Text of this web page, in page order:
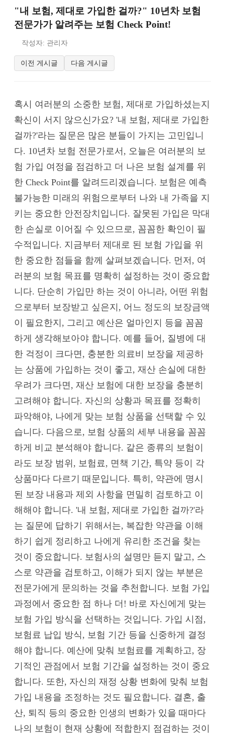
"내 보험, 제대로 가입한 걸까?" 10년차 보험
전문가가 알려주는 보험 Check Point!
작성자: 관리자
이전 게시글 다음 게시글
혹시 여러분의 소중한 보험, 제대로 가입하셨는지
확신이 서지 않으신가요? '내 보험, 제대로 가입한
걸까?'라는 질문은 많은 분들이 가지는 고민입니
다. 10년차 보험 전문가로서, 오늘은 여러분의 보
험 가입 여정을 점검하고 더 나은 보험 설계를 위
한 Check Point를 알려드리겠습니다. 보험은 예측
불가능한 미래의 위험으로부터 나와 내 가족을 지
키는 중요한 안전장치입니다. 잘못된 가입은 막대
한 손실로 이어질 수 있으므로, 꼼꼼한 확인이 필
수적입니다. 지금부터 제대로 된 보험 가입을 위
한 중요한 점들을 함께 살펴보겠습니다. 먼저, 여
러분의 보험 목표를 명확히 설정하는 것이 중요합
니다. 단순히 가입만 하는 것이 아니라, 어떤 위험
으로부터 보장받고 싶은지, 어느 정도의 보장금액
이 필요한지, 그리고 예산은 얼마인지 등을 꼼꼼
하게 생각해보아야 합니다. 예를 들어, 질병에 대
한 걱정이 크다면, 충분한 의료비 보장을 제공하
는 상품에 가입하는 것이 좋고, 재산 손실에 대한
우려가 크다면, 재산 보험에 대한 보장을 충분히
고려해야 합니다. 자신의 상황과 목표를 정확히
파악해야, 나에게 맞는 보험 상품을 선택할 수 있
습니다. 다음으로, 보험 상품의 세부 내용을 꼼꼼
하게 비교 분석해야 합니다. 같은 종류의 보험이
라도 보장 범위, 보험료, 면책 기간, 특약 등이 각
상품마다 다르기 때문입니다. 특히, 약관에 명시
된 보장 내용과 제외 사항을 면밀히 검토하고 이
해해야 합니다. '내 보험, 제대로 가입한 걸까?'라
는 질문에 답하기 위해서는, 복잡한 약관을 이해
하기 쉽게 정리하고 나에게 유리한 조건을 찾는
것이 중요합니다. 보험사의 설명만 듣지 말고, 스
스로 약관을 검토하고, 이해가 되지 않는 부분은
전문가에게 문의하는 것을 추천합니다. 보험 가입
과정에서 중요한 점 하나 더! 바로 자신에게 맞는
보험 가입 방식을 선택하는 것입니다. 가입 시점,
보험료 납입 방식, 보험 기간 등을 신중하게 결정
해야 합니다. 예산에 맞춰 보험료를 계획하고, 장
기적인 관점에서 보험 기간을 설정하는 것이 중요
합니다. 또한, 자신의 재정 상황 변화에 맞춰 보험
가입 내용을 조정하는 것도 필요합니다. 결혼, 출
산, 퇴직 등의 중요한 인생의 변화가 있을 때마다
나의 보험이 현재 상황에 적합한지 점검하는 것이